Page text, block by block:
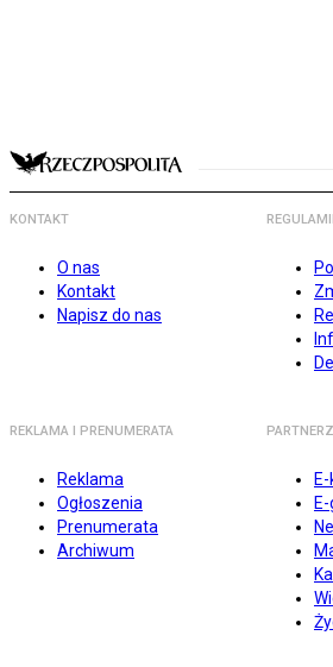
KONTAKT
O nas
Kontakt
Napisz do nas
REKLAMA I PRENUMERATA
Reklama
Ogłoszenia
Prenumerata
Archiwum